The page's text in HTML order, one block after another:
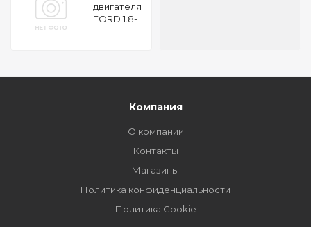
двигателя
FORD 1.8-
Компания
О компании
Контакты
Магазины
Политика конфиденциальности
Политика Cookie